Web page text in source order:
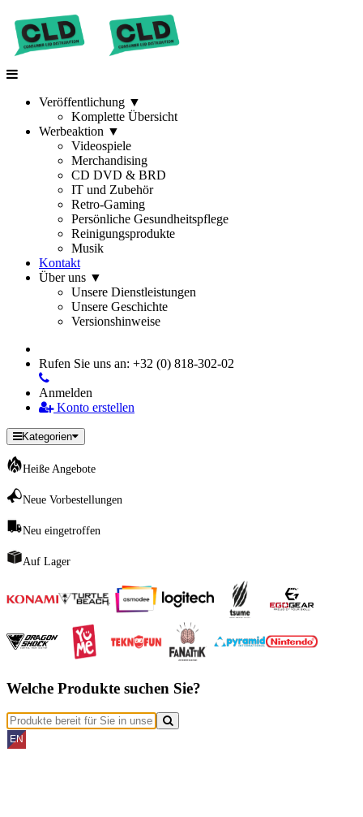
Veröffentlichung ▼
Komplette Übersicht
Werbeaktion ▼
Videospiele
Merchandising
CD DVD & BRD
IT und Zubehör
Retro-Gaming
Persönliche Gesundheitspflege
Reinigungsprodukte
Musik
Kontakt
Über uns ▼
Unsere Dienstleistungen
Unsere Geschichte
Versionshinweise
Rufen Sie uns an: +32 (0) 818-302-02
Anmelden
Konto erstellen
Kategorien
Heiße Angebote
Neue Vorbestellungen
Neu eingetroffen
Auf Lager
Welche Produkte suchen Sie?